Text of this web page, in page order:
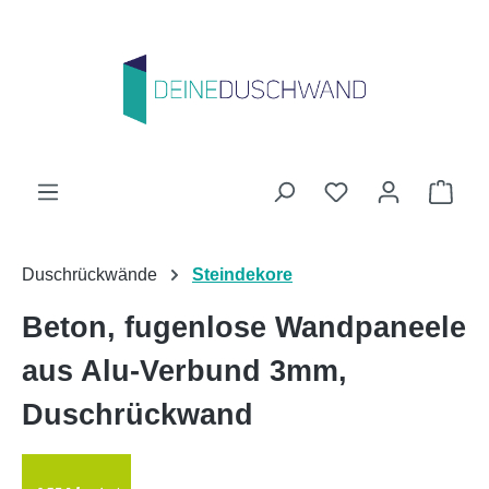
Du hast 0
Duschrückwände Steindekore
Beton, fugenlose Wandpaneele
aus Alu-Verbund 3mm,
Duschrückwand